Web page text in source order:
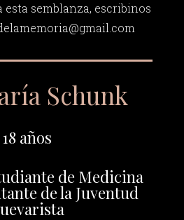
esta semblanza, escribinos
Schunk
18 años
de Medicina
de la Juventud